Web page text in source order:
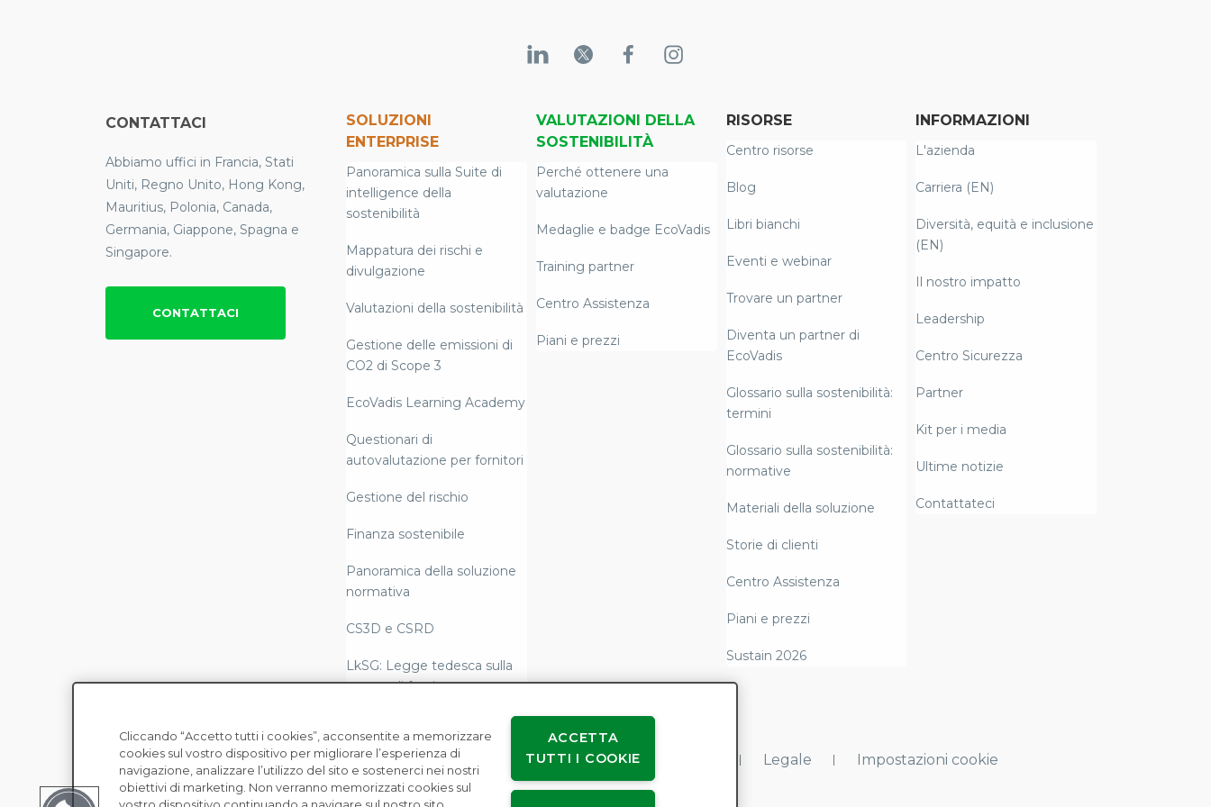
CONTATTACI
Abbiamo uffici in Francia, Stati
Uniti, Regno Unito, Hong Kong,
Mauritius, Polonia, Canada,
Germania, Giappone, Spagna e
Singapore.
CONTATTACI
SOLUZIONI
ENTERPRISE
Panoramica sulla Suite di
intelligence della
sostenibilità
Mappatura dei rischi e
divulgazione
Valutazioni della sostenibilità
Gestione delle emissioni di
CO2 di Scope 3
EcoVadis Learning Academy
Questionari di
autovalutazione per fornitori
Gestione del rischio
Finanza sostenibile
Panoramica della soluzione
normativa
CS3D e CSRD
LkSG: Legge tedesca sulla
catena di fornitura
conformità normativa di
Scope 3
Leggi sulla schiavitù
VALUTAZIONI DELLA
SOSTENIBILITÀ
Perché ottenere una
valutazione
Medaglie e badge EcoVadis
Training partner
Centro Assistenza
Piani e prezzi
RISORSE
Centro risorse
Blog
Libri bianchi
Eventi e webinar
Trovare un partner
Diventa un partner di
EcoVadis
Glossario sulla sostenibilità:
termini
Glossario sulla sostenibilità:
normative
Materiali della soluzione
Storie di clienti
Centro Assistenza
Piani e prezzi
Sustain 2026
INFORMAZIONI
L'azienda
Carriera (EN)
Diversità, equità e inclusione
(EN)
Il nostro impatto
Leadership
Centro Sicurezza
Partner
Kit per i media
Ultime notizie
Contattateci
Copyright © EcoVadis Accordi con gli utenti Privacy dei dati Legale Impostazioni cookie
Cliccando “Accetto tutti i cookies”, acconsentite a memorizzare
cookies sul vostro dispositivo per migliorare l’esperienza di
navigazione, analizzare l’utilizzo del sito e sostenerci nei nostri
obiettivi di marketing. Non verranno memorizzati cookies sul
ACCETTA
TUTTI I COOKIE